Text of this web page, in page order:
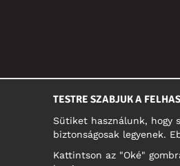
TESTRE SZABJUK A
Sütiket használunk, hogy
biztonságosak legyenek.
Kattintson az "Oké"